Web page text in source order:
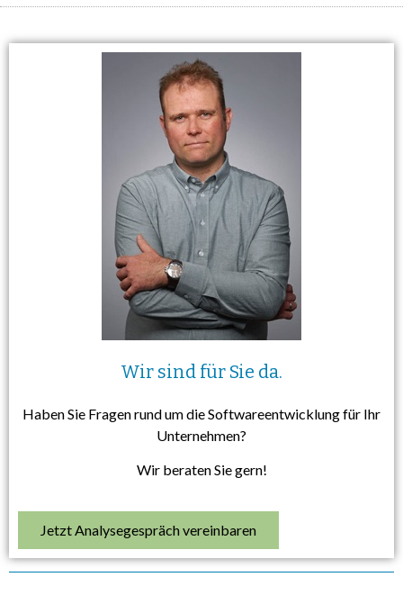
Wir sind für Sie da.
Haben Sie Fragen rund um die Softwareentwicklung für Ihr
Unternehmen?
Wir beraten Sie gern!
Jetzt Analysegespräch vereinbaren